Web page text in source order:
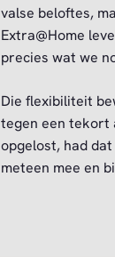
valse beloftes,
Extra@Home
precies wat we
Die flexibiliteit
tegen een tekort
opgelost, had
meteen mee en